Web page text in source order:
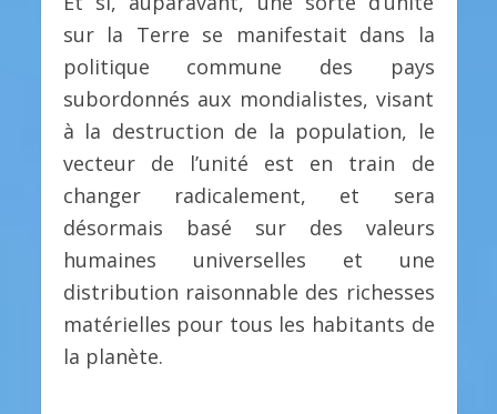
sur la Terre se manifestait dans la
politique commune des pays
subordonnés aux mondialistes, visant
à la destruction de la population, le
vecteur de l’unité est en train de
changer radicalement, et sera
désormais basé sur des valeurs
humaines universelles et une
distribution raisonnable des richesses
matérielles pour tous les habitants de
la planète.